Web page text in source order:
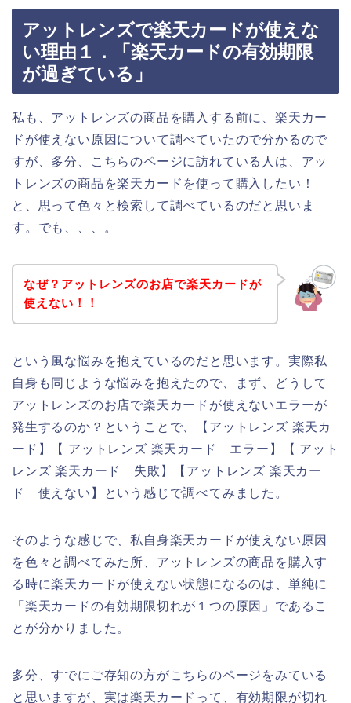
アットレンズで楽天カードが使えな
い理由１．「楽天カードの有効期限
が過ぎている」
私も、アットレンズの商品を購入する前に、楽天カー
ドが使えない原因について調べていたので分かるので
すが、多分、こちらのページに訪れている人は、アッ
トレンズの商品を楽天カードを使って購入したい！
と、思って色々と検索して調べているのだと思いま
す。でも、、、。
なぜ？アットレンズのお店で楽天カードが
使えない！！
という風な悩みを抱えているのだと思います。実際私
自身も同じような悩みを抱えたので、まず、どうして
アットレンズのお店で楽天カードが使えないエラーが
発生するのか？ということで、【アットレンズ 楽天カ
ード】【 アットレンズ 楽天カード エラー】【 アット
レンズ 楽天カード 失敗】【アットレンズ 楽天カー
ド 使えない】という感じで調べてみました。
そのような感じで、私自身楽天カードが使えない原因
を色々と調べてみた所、アットレンズの商品を購入す
る時に楽天カードが使えない状態になるのは、単純に
「楽天カードの有効期限切れが１つの原因」であるこ
とが分かりました。
多分、すでにご存知の方がこちらのページをみている
と思いますが、実は楽天カードって、有効期限が切れ